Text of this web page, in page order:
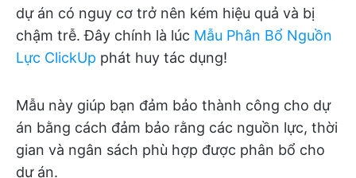
dự án có nguy cơ trở nên kém hiệu quả và bị
chậm trễ. Đây chính là lúc Mẫu Phân Bổ Nguồn
Lực ClickUp phát huy tác dụng!
Mẫu này giúp bạn đảm bảo thành công cho dự
án bằng cách đảm bảo rằng các nguồn lực, thời
gian và ngân sách phù hợp được phân bổ cho
dự án.